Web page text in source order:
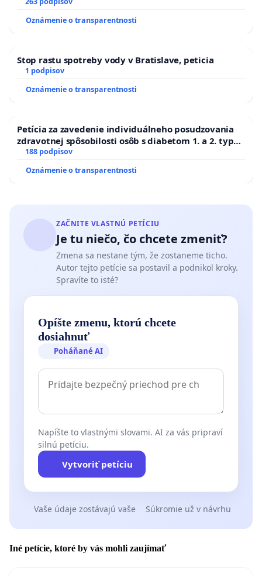
Oznámenie o transparentnosti
Stop rastu spotreby vody v Bratislave, peticia
1 podpisov
Oznámenie o transparentnosti
Petícia za zavedenie individuálneho posudzovania
zdravotnej spôsobilosti osôb s diabetom 1. a 2. typu
pri prijímaní do Policajného zboru SR
188 podpisov
Oznámenie o transparentnosti
ZAČNITE VLASTNÚ PETÍCIU
Je tu niečo, čo chcete zmeniť?
Zmena sa nestane tým, že zostaneme ticho.
Autor tejto petície sa postavil a podnikol kroky.
Spravíte to isté?
Opíšte zmenu, ktorú chcete
dosiahnuť
Poháňané AI
Napíšte to vlastnými slovami. AI za vás pripraví
silnú petíciu.
Vytvoriť petíciu
Vaše údaje zostávajú vaše Súkromie už v návrhu
Iné petície, ktoré by vás mohli zaujímať